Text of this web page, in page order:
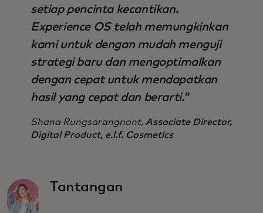
setiap pencinta kecantikan.
Experience OS telah memungkinkan
kami untuk dengan mudah menguji
strategi baru dan mengoptimalkan
dengan cepat untuk mendapatkan
hasil yang cepat dan berarti."
Shana Rungsarangnont, Associate Director,
Digital Product, e.l.f. Cosmetics
Tantangan